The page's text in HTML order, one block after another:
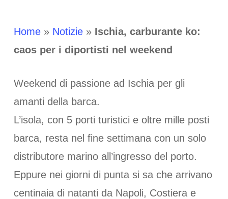
Home» Notizie» Ischia, carburante ko:
caos per i diportisti nel weekend
Weekend di passione ad Ischia per gli
amanti della barca.
L’isola, con 5 porti turistici e oltre mille posti
barca, resta nel fine settimana con un solo
distributore marino all’ingresso del porto.
Eppure nei giorni di punta si sa che arrivano
centinaia di natanti da Napoli, Costiera e